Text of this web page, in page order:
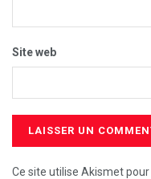
Site web
Ce site utilise Akismet